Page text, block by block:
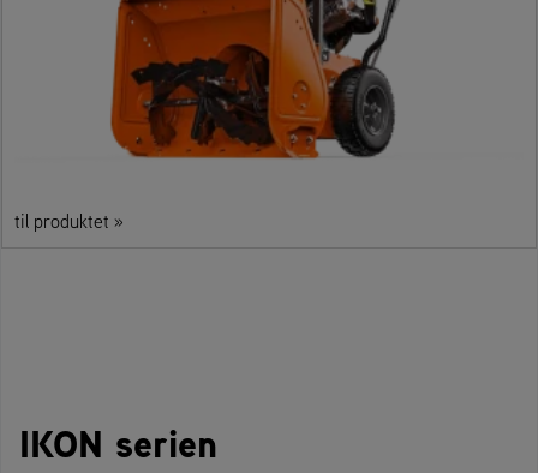
til produktet »
IKON serien